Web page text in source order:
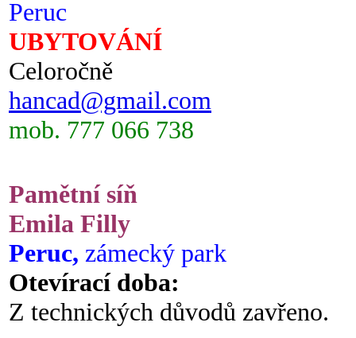
Peruc
UBYTOVÁNÍ
Celoročně
hancad@gmail.com
mob. 777 066 738
Pamětní síň
Emila Filly
Peruc, zámecký park
Otevírací doba:
Z technických důvodů zavřeno.